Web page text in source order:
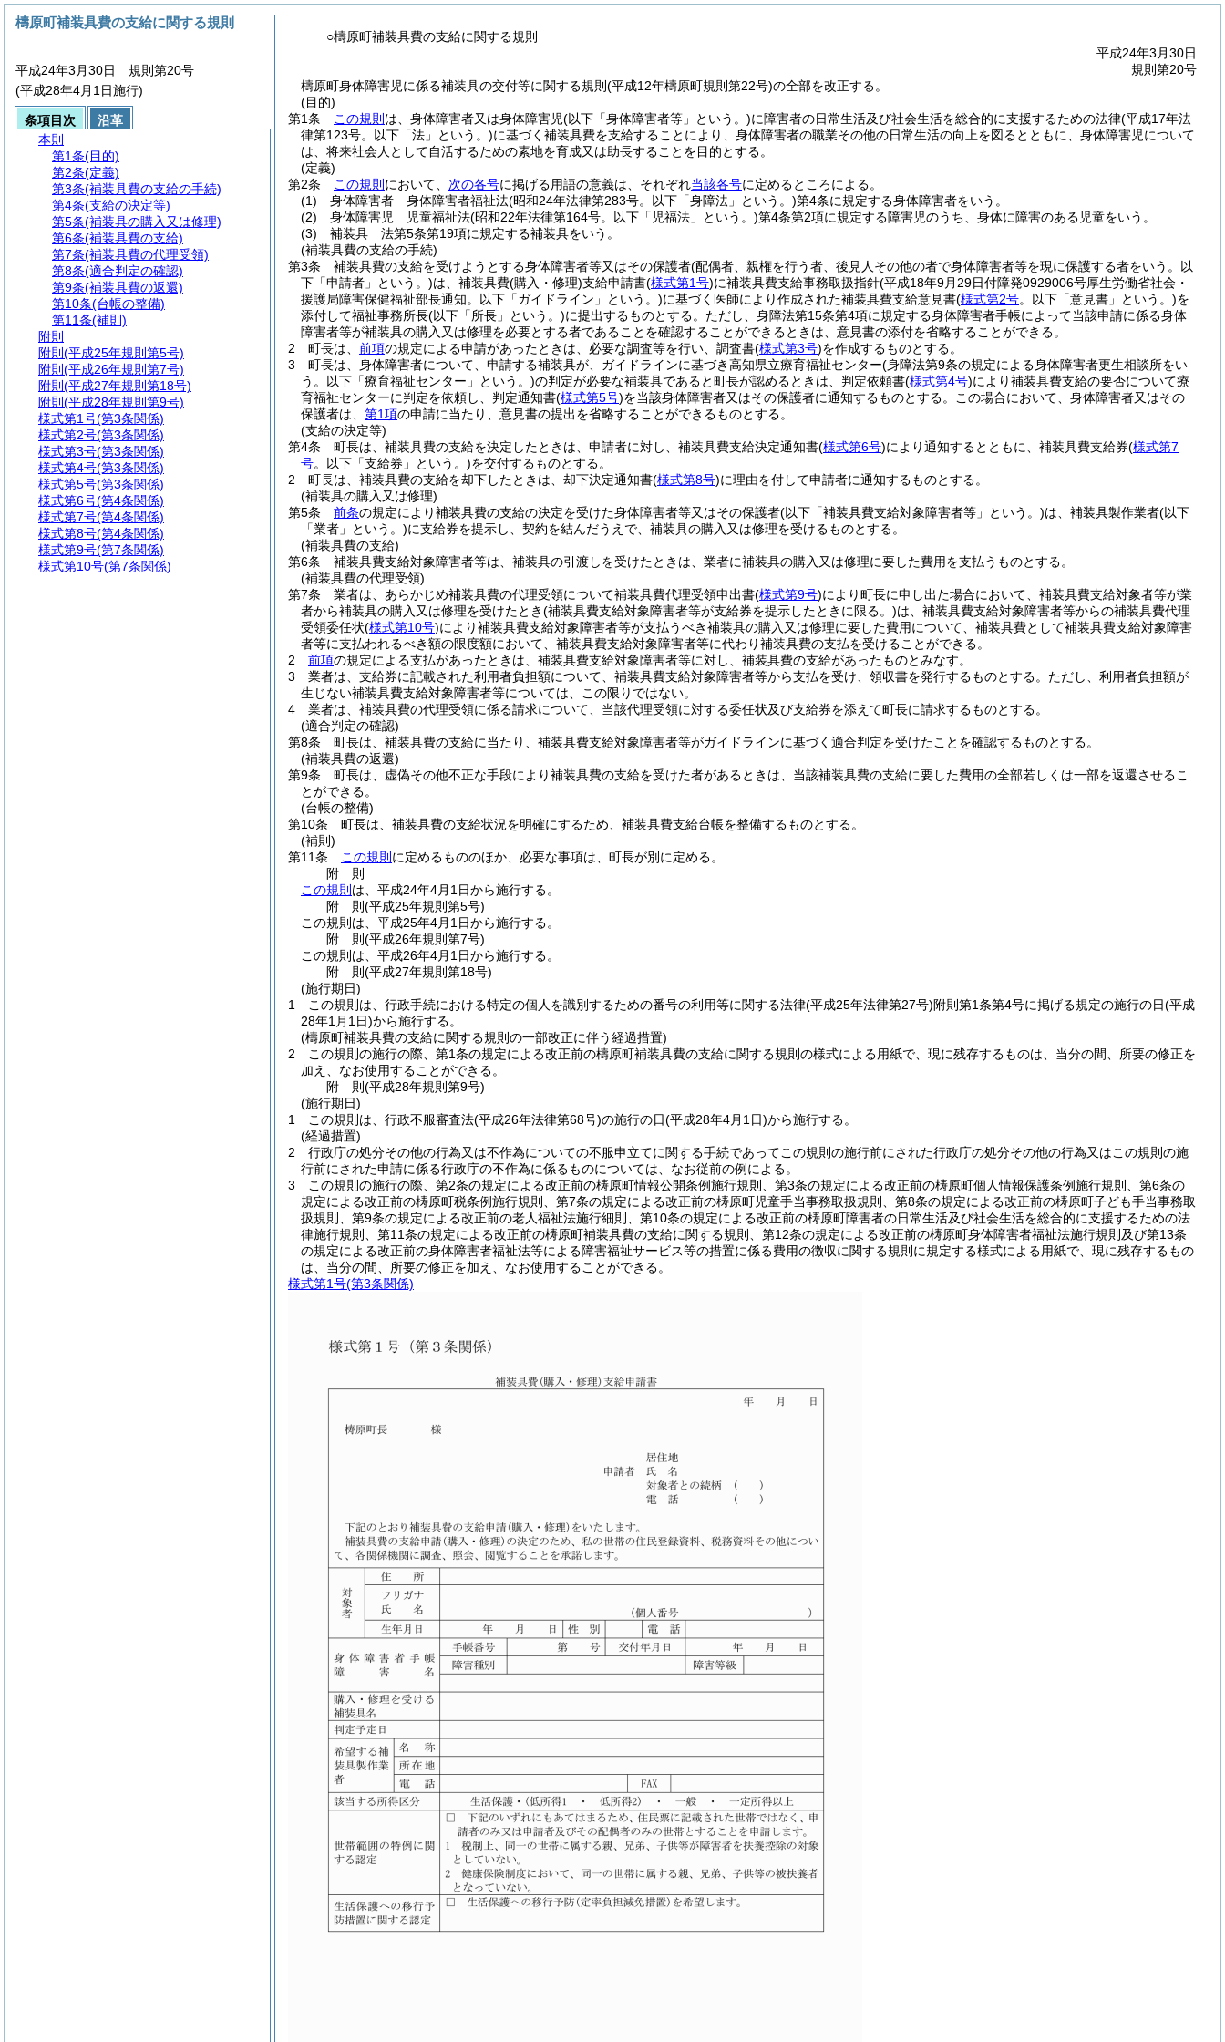
○檮原町補装具費の支給に関する規則
平成24年3月30日
規則第20号
檮原町身体障害児に係る補装具の交付等に関する規則(平成12年檮原町規則第22号)の全部を改正する。
(目的)
第1条
この規則 は、身体障害者又は身体障害児(以下「身体障害者等」という。)に障害者の日常生活及び社会生活を総合的に支援するための法律(平成17年法
律第123号。以下「法」という。)に基づく補装具費を支給することにより、身体障害者の職業その他の日常生活の向上を図るとともに、身体障害児について
は、将来社会人として自活するための素地を育成又は助長することを目的とする。
(定義)
第2条
この規則 において、 次の各号に掲げる用語の意義は、それぞれ当該各号に定めるところによる。
(1)
身体障害者 身体障害者福祉法(昭和24年法律第283号。以下「身障法」という。)第4条に規定する身体障害者をいう。
(2)
身体障害児 児童福祉法(昭和22年法律第164号。以下「児福法」という。)第4条第2項に規定する障害児のうち、身体に障害のある児童をいう。
(3)
補装具 法第5条第19項に規定する補装具をいう。
(補装具費の支給の手続)
第3条
補装具費の支給を受けようとする身体障害者等又はその保護者(配偶者、親権を行う者、後見人その他の者で身体障害者等を現に保護する者をいう。以
下「申請者」という。)は、補装具費(購入・修理)支給申請書(様式第1号)に補装具費支給事務取扱指針(平成18年9月29日付障発0929006号厚生労働省社会・
援護局障害保健福祉部長通知。以下「ガイドライン」という。)に基づく医師により作成された補装具費支給意見書(様式第2号。以下「意見書」という。)を
添付して福祉事務所長(以下「所長」という。)に提出するものとする。 ただし、身障法第15条第4項に規定する身体障害者手帳によって当該申請に係る身体
障害者等が補装具の購入又は修理を必要とする者であることを確認することができるときは、意見書の添付を省略することができる。
2
町長は、 前項の規定による申請があったときは、必要な調査等を行い、調査書(様式第3号)を作成するものとする。
3
町長は、身体障害者について、申請する補装具が、ガイドラインに基づき高知県立療育福祉センター(身障法第9条の規定による身体障害者更生相談所をい
う。以下「療育福祉センター」という。)の判定が必要な補装具であると町長が認めるときは、判定依頼書(様式第4号)により補装具費支給の要否について療
育福祉センターに判定を依頼し、判定通知書(様式第5号)を当該身体障害者又はその保護者に通知するものとする。
この場合において、身体障害者又はその
保護者は、 第1項の申請に当たり、意見書の提出を省略することができるものとする。
(支給の決定等)
第4条
町長は、補装具費の支給を決定したときは、申請者に対し、補装具費支給決定通知書(様式第6号)により通知するとともに、補装具費支給券(様式第7
号。以下「支給券」という。)を交付するものとする。
2
町長は、補装具費の支給を却下したときは、却下決定通知書(様式第8号)に理由を付して申請者に通知するものとする。
(補装具の購入又は修理)
第5条
前条の規定により補装具費の支給の決定を受けた身体障害者等又はその保護者(以下「補装具費支給対象障害者等」という。)は、補装具製作業者(以下
「業者」という。)に支給券を提示し、契約を結んだうえで、補装具の購入又は修理を受けるものとする。
(補装具費の支給)
第6条
補装具費支給対象障害者等は、補装具の引渡しを受けたときは、業者に補装具の購入又は修理に要した費用を支払うものとする。
(補装具費の代理受領)
第7条
業者は、あらかじめ補装具費の代理受領について補装具費代理受領申出書(様式第9号)により町長に申し出た場合において、補装具費支給対象者等が業
者から補装具の購入又は修理を受けたとき(補装具費支給対象障害者等が支給券を提示したときに限る。)は、補装具費支給対象障害者等からの補装具費代理
受領委任状(様式第10号)により補装具費支給対象障害者等が支払うべき補装具の購入又は修理に要した費用について、補装具費として補装具費支給対象障害
者等に支払われるべき額の限度額において、補装具費支給対象障害者等に代わり補装具費の支払を受けることができる。
2
前項の規定による支払があったときは、補装具費支給対象障害者等に対し、補装具費の支給があったものとみなす。
3
業者は、支給券に記載された利用者負担額について、補装具費支給対象障害者等から支払を受け、領収書を発行するものとする。 ただし、利用者負担額が
生じない補装具費支給対象障害者等については、この限りではない。
4
業者は、補装具費の代理受領に係る請求について、当該代理受領に対する委任状及び支給券を添えて町長に請求するものとする。
(適合判定の確認)
第8条
町長は、補装具費の支給に当たり、補装具費支給対象障害者等がガイドラインに基づく適合判定を受けたことを確認するものとする。
(補装具費の返還)
第9条
町長は、虚偽その他不正な手段により補装具費の支給を受けた者があるときは、当該補装具費の支給に要した費用の全部若しくは一部を返還させるこ
とができる。
(台帳の整備)
第10条
町長は、補装具費の支給状況を明確にするため、補装具費支給台帳を整備するものとする。
(補則)
第11条
この規則 に定めるもののほか、必要な事項は、町長が別に定める。
附 則
この規則 は、平成24年4月1日から施行する。
附 則(平成25年規則第5号)
この規則は、平成25年4月1日から施行する。
附 則(平成26年規則第7号)
この規則は、平成26年4月1日から施行する。
附 則(平成27年規則第18号)
(施行期日)
1
この規則は、行政手続における特定の個人を識別するための番号の利用等に関する法律(平成25年法律第27号)附則第1条第4号に掲げる規定の施行の日(平成
28年1月1日)から施行する。
(檮原町補装具費の支給に関する規則の一部改正に伴う経過措置)
2
この規則の施行の際、第1条の規定による改正前の檮原町補装具費の支給に関する規則の様式による用紙で、現に残存するものは、当分の間、所要の修正を
加え、なお使用することができる。
附 則(平成28年規則第9号)
(施行期日)
1
この規則は、行政不服審査法(平成26年法律第68号)の施行の日(平成28年4月1日)から施行する。
(経過措置)
2
行政庁の処分その他の行為又は不作為についての不服申立てに関する手続であってこの規則の施行前にされた行政庁の処分その他の行為又はこの規則の施
行前にされた申請に係る行政庁の不作為に係るものについては、なお従前の例による。
3
この規則の施行の際、第2条の規定による改正前の梼原町情報公開条例施行規則、第3条の規定による改正前の梼原町個人情報保護条例施行規則、第6条の
規定による改正前の梼原町税条例施行規則、第7条の規定による改正前の梼原町児童手当事務取扱規則、第8条の規定による改正前の梼原町子ども手当事務取
扱規則、第9条の規定による改正前の老人福祉法施行細則、第10条の規定による改正前の梼原町障害者の日常生活及び社会生活を総合的に支援するための法
律施行規則、第11条の規定による改正前の梼原町補装具費の支給に関する規則、第12条の規定による改正前の梼原町身体障害者福祉法施行規則及び第13条
の規定による改正前の身体障害者福祉法等による障害福祉サービス等の措置に係る費用の徴収に関する規則に規定する様式による用紙で、現に残存するもの
は、当分の間、所要の修正を加え、なお使用することができる。
様式第1号(第3条関係)
檮原町補装具費の支給に関する規則
平成24年3月30日 規則第20号
(平成28年4月1日施行)
条項目次
沿革
本則
第1条(目的)
第2条(定義)
第3条(補装具費の支給の手続)
第4条(支給の決定等)
第5条(補装具の購入又は修理)
第6条(補装具費の支給)
第7条(補装具費の代理受領)
第8条(適合判定の確認)
第9条(補装具費の返還)
第10条(台帳の整備)
第11条(補則)
附則
附則 (平成25年規則第5号)
附則 (平成26年規則第7号)
附則 (平成27年規則第18号)
附則 (平成28年規則第9号)
様式第1号(第3条関係)
様式第2号(第3条関係)
様式第3号(第3条関係)
様式第4号(第3条関係)
様式第5号(第3条関係)
様式第6号(第4条関係)
様式第7号(第4条関係)
様式第8号(第4条関係)
様式第9号(第7条関係)
様式第10号(第7条関係)